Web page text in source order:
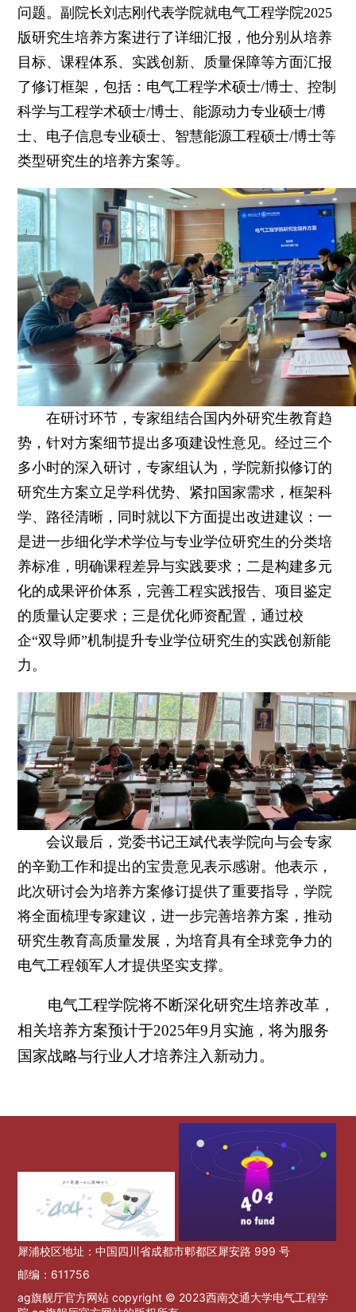
问题。副院长刘志刚代表学院就电气工程学院2025
版研究生培养方案进行了详细汇报，他分别从培养
目标、课程体系、实践创新、质量保障等方面汇报
了修订框架，包括：电气工程学术硕士/博士、控制
科学与工程学术硕士/博士、能源动力专业硕士/博
士、电子信息专业硕士、智慧能源工程硕士/博士等
类型研究生的培养方案等。
在研讨环节，专家组结合国内外研究生教育趋
势，针对方案细节提出多项建设性意见。经过三个
多小时的深入研讨，专家组认为，学院新拟修订的
研究生方案立足学科优势、紧扣国家需求，框架科
学、路径清晰，同时就以下方面提出改进建议：一
是进一步细化学术学位与专业学位研究生的分类培
养标准，明确课程差异与实践要求；二是构建多元
化的成果评价体系，完善工程实践报告、项目鉴定
的质量认定要求；三是优化师资配置，通过校
企“双导师”机制提升专业学位研究生的实践创新能
力。
会议最后，党委书记王斌代表学院向与会专家
的辛勤工作和提出的宝贵意见表示感谢。他表示，
此次研讨会为培养方案修订提供了重要指导，学院
将全面梳理专家建议，进一步完善培养方案，推动
研究生教育高质量发展，为培育具有全球竞争力的
电气工程领军人才提供坚实支撑。
电气工程学院将不断深化研究生培养改革，
相关培养方案预计于2025年9月实施，将为服务
国家战略与行业人才培养注入新动力。
犀浦校区地址：中国四川省成都市郫都区犀安路 999 号
邮编：611756
ag旗舰厅官方网站 copyright © 2023西南交通大学电气工程学